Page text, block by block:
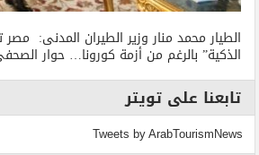
الطيار محمد منار وزير الطيران المدنى:
الذكية” بالرغم من أزمة كورونا… حوار
تابعنا على تويتر
Tweets by ArabTourismNews